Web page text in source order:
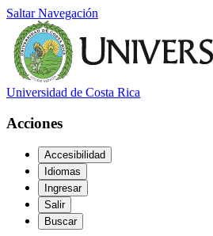
Saltar Navegación
Universidad de Costa Rica
Acciones
Accesibilidad
Idiomas
Ingresar
Salir
Buscar